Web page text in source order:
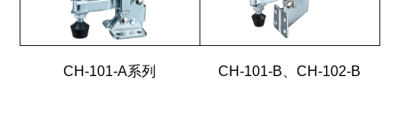
CH-101-A系列 CH-101-B、CH-102-B